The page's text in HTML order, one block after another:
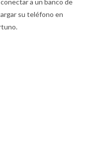
su teléfono en